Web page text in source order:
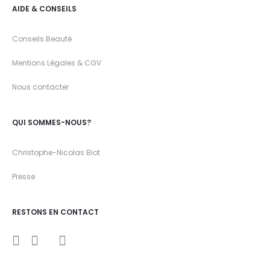
AIDE & CONSEILS
Conseils Beauté
Mentions Légales & CGV
Nous contacter
QUI SOMMES-NOUS?
Christophe-Nicolas Biot
Presse
RESTONS EN CONTACT